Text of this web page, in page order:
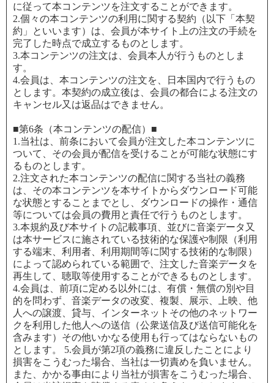
に従って本コンテンツを注文することができます。
2.個々の本コンテンツの利用に関する契約（以下「本契
約」といいます）は、会員が本サイト上の注文の手続を
完了した時点で成立するものとします。
3.本コンテンツの注文は、会員本人が行うものとしま
す。
4.会員は、本コンテンツの注文を、日本国内で行うもの
とします。本契約の成立後は、会員の都合による注文の
キャンセル又は返品はできません。
■第6条（本コンテンツの配信）■
1.当社は、前条において会員が注文した本コンテンツに
ついて、その会員が配信を受けることが可能な状態にす
るものとします。
2.注文された本コンテンツの配信に関する当社の義務
は、その本コンテンツを本サイトからダウンロード可能
な状態とすることまでとし、ダウンロードの操作・通信
等については会員の費用と責任で行うものとします。
3.本規約及び本サイトの記載事項、並びに音楽データ又
は本サービスに施されている技術的な保護や制限（利用
する端末、利用者、利用期間等に関する技術的な制限）
によって認められている範囲で、注文した音楽データを
再生して、聴取等使用することができるものとします。
4.会員は、前項に定める以外には、有償・無償の別や目
的を問わず、音楽データの改変、複製、展示、上映、他
人への譲渡、貸与、インターネットその他のネットワー
クを利用した他人への送信（公衆送信及び送信可能化を
含みます）その他いかなる使用も行ってはならないもの
とします。 5.会員が第2項の義務に違反したことにより
損害をこうむった場合、当社は一切責めを負いません。
また、かかる事由により当社が損害をこうむった場合、